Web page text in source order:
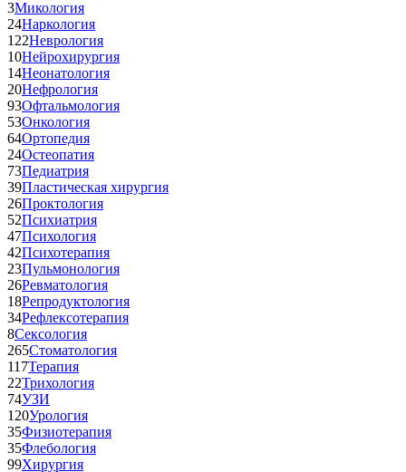
3Микология
24Наркология
122Неврология
10Нейрохирургия
14Неонатология
20Нефрология
93Офтальмология
53Онкология
64Ортопедия
24Остеопатия
73Педиатрия
39Пластическая хирургия
26Проктология
52Психиатрия
47Психология
42Психотерапия
23Пульмонология
26Ревматология
18Репродуктология
34Рефлексотерапия
8Сексология
265Стоматология
117Терапия
22Трихология
74УЗИ
120Урология
35Физиотерапия
35Флебология
99Хирургия